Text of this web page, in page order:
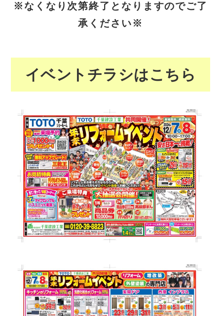
※なくなり次第終了となりますのでご了
承ください※
イベントチラシはこちら